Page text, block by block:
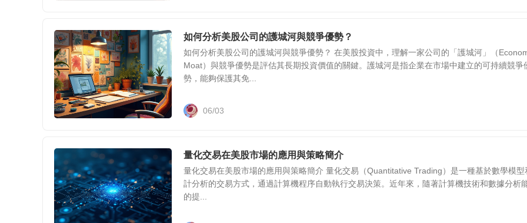
如何分析美股公司的護城河與競爭優勢？
如何分析美股公司的護城河與競爭優勢？ 在美股投資中，理解一家公司的「護城河」（
Moat）與競爭優勢是評估其長期投資價值的關鍵。護城河是指企業在市場中建立的可持續競爭
勢，能夠保護其免...
06/03
量化交易在美股市場的應用與策略簡介
量化交易在美股市場的應用與策略簡介 量化交易（Quantitative Trading）是一種基於數學模型
計分析的交易方式，通過計算機程序自動執行交易決策。近年來，隨著計算機技術和數據分析
的提...